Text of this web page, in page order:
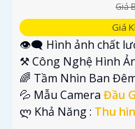
Giá
Giá
👁️‍🗨 Hình ảnh chất
⚒ Công Nghệ Hình
🌈 Tầm Nhìn Ban
💦 Mẫu Camera Đầu
️ლ Khả Năng : Thu